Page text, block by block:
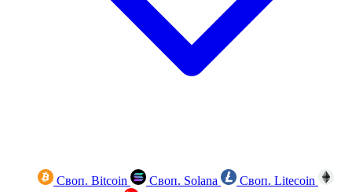
Своп. Bitcoin Своп. Solana
Своп. Litecoin